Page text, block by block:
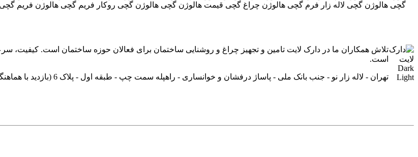
گچی هالوژن گچی لاله زار فرم گچی هالوژن چراغ گچی قیمت هالوژن گچی هالوژن گچی روکار فریم گچی هالوژن فریم
تلاش همکاران ما در دارک لایت تامین و تجهیز چراغ و روشنایی ساختمان برای فعالان حوزه ساختمان است. کیفیت،
است.
تهران - لاله زار نو - جنب بانک ملی - پاساژ درفشان و خوانساری - راه‎پله سمت چپ - طبقه اول - پلاک 6 (بازدید با هماهنگی - از ساعت 9 صبح الی 19) (فقط روزهای غیرتعطیل)